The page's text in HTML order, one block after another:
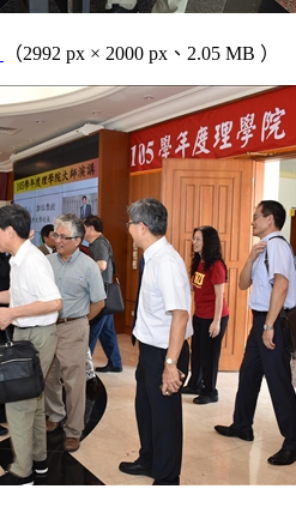
（2992 px × 2000 px、2.05 MB ）